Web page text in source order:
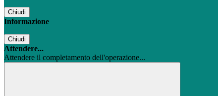
Chiudi
Informazione
Chiudi
Attendere...
Attendere il completamento dell'operazione...